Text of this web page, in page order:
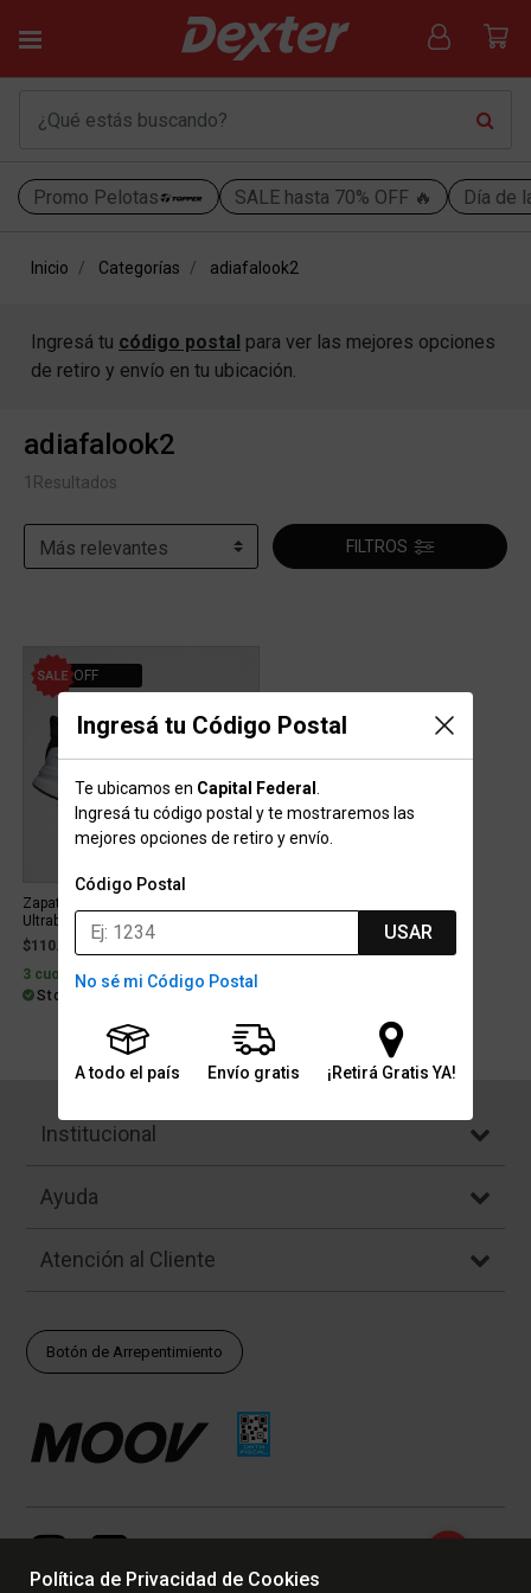
Promo Pelotas SALE hasta 70% OFF 🔥 Día de
Ingresá tu Código Postal
Te ubicamos en Capital Federal
Ingresá tu código postal y te mostraremos las
mejores opciones de retiro y envío.
Código Postal
USAR
No sé mi Código Postal
A todo el país Envío gratis ¡Retirá Gratis YA!
Inicio Categorías adiafalook2
Ingresá tu código postal para ver las mejores opciones
de retiro y envío en tu ubicación.
adiafalook2
1 Resultados
FILTROS
20% OFF
Zapatillas Running adidas
Ultrabounce 2 Hombre
$110.999
Price reduced from
$139.999
3 cuotas sin interés de $37.000
Stock para envío
Institucional
Ayuda
Atención al Cliente
Botón de Arrepentimiento
Política de Privacidad de Cookies